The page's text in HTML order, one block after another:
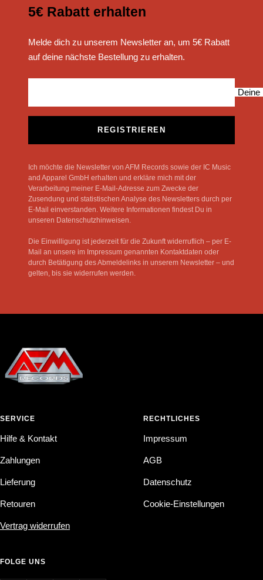
5€ Rabatt erhalten
Melde dich zu unserem Newsletter an, um 5€ Rabatt
auf deine nächste Bestellung zu erhalten.
Deine
REGISTRIEREN
Ich möchte die Newsletter von AFM Records sowie der IC Music
and Apparel GmbH erhalten und erkläre mich mit der
Verarbeitung meiner E-Mail-Adresse zum Zwecke der
Zusendung und statistischen Analyse des Newsletters durch per
E-Mail einverstanden. Weitere Informationen findest Du in
unseren Datenschutzhinweisen.
Die Einwilligung ist jederzeit für die Zukunft widerruflich – per E-
Mail an unsere im Impressum genannten Kontaktdaten oder
durch Betätigung des Abmeldelinks in unserem Newsletter – und
gelten, bis sie widerrufen werden.
SERVICE
Hilfe & Kontakt
Zahlungen
Lieferung
Retouren
Vertrag widerrufen
RECHTLICHES
Impressum
AGB
Datenschutz
Cookie-Einstellungen
FOLGE UNS